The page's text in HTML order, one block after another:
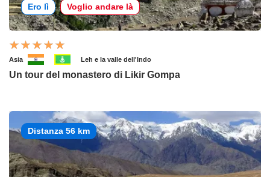
Ero lì Voglio andare là
Asia Leh e la valle dell'Indo
Un tour del monastero di Likir Gompa
Distanza 56 km